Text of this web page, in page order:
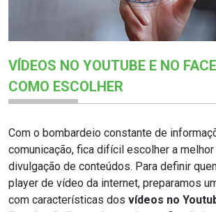
VÍDEOS NO YOUTUBE E NO
COMO ESCOLHER
Com o bombardeio constante de
comunicação, fica difícil escolher a
divulgação de conteúdos. Para definir
player de vídeo da internet, preparamos
com características dos vídeos no